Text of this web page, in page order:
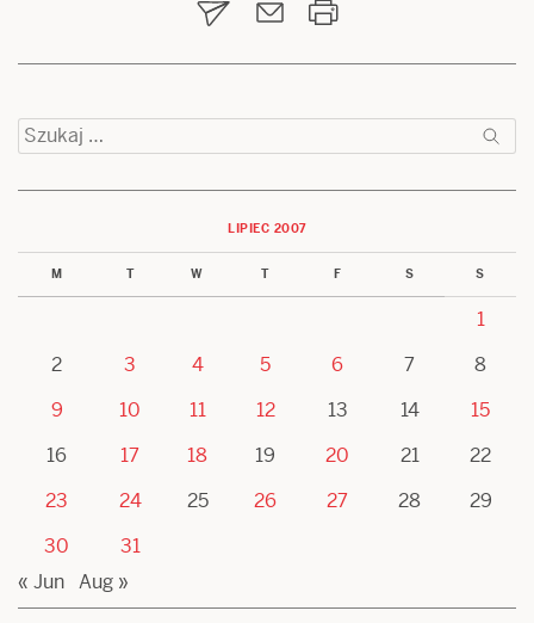
Szukaj:
LIPIEC 2007
M T W T F S S
1
2
3 4 5 6 7
8
9
10 11 12 13 14
15
16
17 18 19 20 21
22
23
24 25 26 27 28
29
30
31
« Jun Aug »